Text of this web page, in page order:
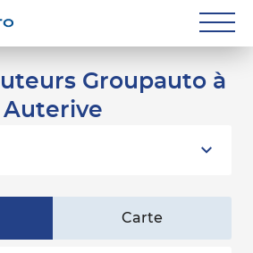
Carrossiers
Groupauto à
Auterive
Carte